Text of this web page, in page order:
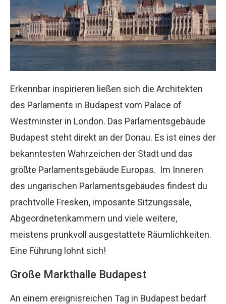
Erkennbar inspirieren ließen sich die Architekten
des Parlaments in Budapest vom Palace of
Westminster in London. Das Parlamentsgebäude
Budapest steht direkt an der Donau. Es ist eines der
bekanntesten Wahrzeichen der Stadt und das
größte Parlamentsgebäude Europas. Im Inneren
des ungarischen Parlamentsgebäudes findest du
prachtvolle Fresken, imposante Sitzungssäle,
Abgeordnetenkammern und viele weitere,
meistens prunkvoll ausgestattete Räumlichkeiten.
Eine Führung lohnt sich!
Große Markthalle Budapest
An einem ereignisreichen Tag in Budapest bedarf